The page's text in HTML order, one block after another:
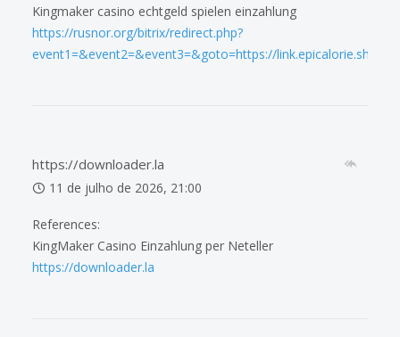
Kingmaker casino echtgeld spielen einzahlung
https://rusnor.org/bitrix/redirect.php?
event1=&event2=&event3=&goto=https://link.epicalorie.shop/
https://downloader.la
11 de julho de 2026, 21:00
References:
KingMaker Casino Einzahlung per Neteller
https://downloader.la